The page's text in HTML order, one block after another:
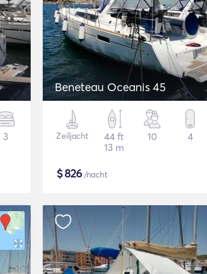
3
Beneteau Oceanis 45
Zeiljacht
44 ft
13 m
10 4
$826/nacht